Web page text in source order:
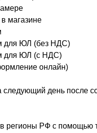
магазине
для ЮЛ (без НДС)
для ЮЛ (с НДС)
онлайн)
день после
регионы РФ с помощью